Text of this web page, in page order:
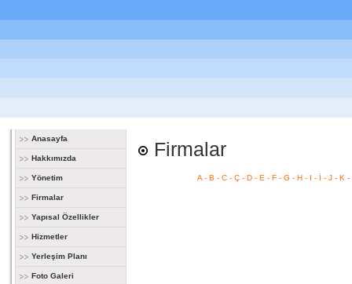
Anasayfa
Hakkımızda
Yönetim
Firmalar
Yapısal Özellikler
Hizmetler
Yerleşim Planı
Foto Galeri
Firmalar
A- B - C- Ç- D- E - F- G - H- I - İ - J- K -